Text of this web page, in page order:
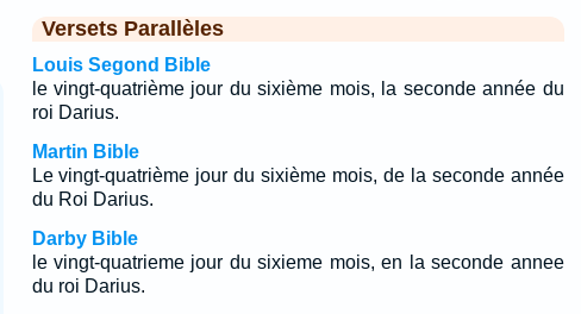
Versets Parallèles
Louis Segond Bible
le vingt-quatrième jour du sixième mois, la seconde année du
roi Darius.
Martin Bible
Le vingt-quatrième jour du sixième mois, de la seconde année
du Roi Darius.
Darby Bible
le vingt-quatrieme jour du sixieme mois, en la seconde annee
du roi Darius.